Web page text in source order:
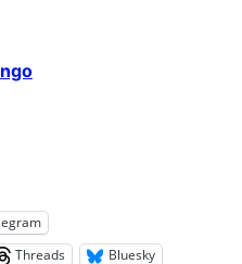
Threads Bluesky